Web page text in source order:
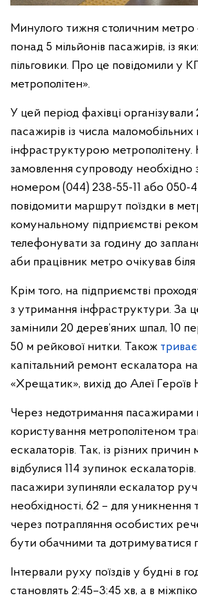
Минулого тижня столичним метро
понад 5 мільйонів пасажирів, із
пільговики. Про це повідомили у
метрополітен».
У цей період фахівці організували
пасажирів із числа маломобільних
інфраструктурою метрополітену.
замовлення супроводу необхідно
номером (044) 238-55-11 або 050-
повідомити маршрут поїздки в
комунальному підприємстві
телефонувати за годину до
аби працівник метро очікував біля
Крім того, на підприємстві
з утримання інфраструктури. За
замінили 20 дерев’яних шпал, 10
50 м рейкової нитки. Також триває
капітальний ремонт ескалатора на
«Хрещатик», вихід до Алеї Героїв
Через недотримання пасажирами
користування метрополітеном
ескалаторів. Так, із різних
відбулися 114 зупинок
пасажири зупиняли ескалатор
необхідності, 62 – для уникнення
через потрапляння особистих
бути обачними та дотримуватися
Інтервали руху поїздів у будні в
становлять 2:45–3:45 хв, а в